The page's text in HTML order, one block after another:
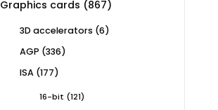
Graphics cards 867867
3D accelerators 66
AGP 336336
ISA 177177
16-bit 121121